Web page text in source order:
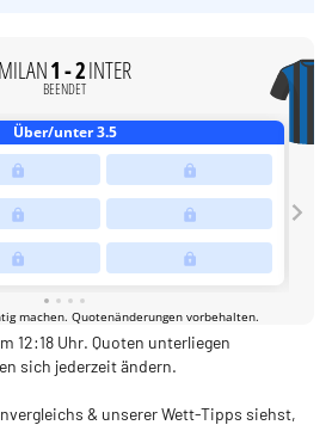
12:18 Uhr. Quoten unterliegen
sich jederzeit ändern.
& unserer Wett-Tipps siehst,